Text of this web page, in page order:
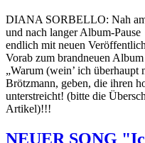
DIANA SORBELLO: Nah
und nach langer Album-Pause
endlich mit neuen
Vorab zum brandneuen
„Warum (wein’ ich überhaupt
Brötzmann, geben, die ihren
unterstreicht! (bitte die
Artikel)!!!
NEUER SONG